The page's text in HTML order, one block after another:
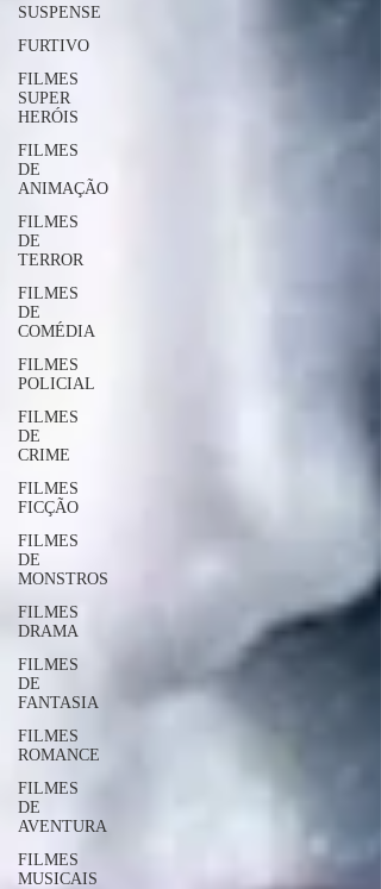
SUSPENSE
FURTIVO
FILMES
SUPER
HERÓIS
FILMES
DE
ANIMAÇÃO
FILMES
DE
TERROR
FILMES
DE
COMÉDIA
FILMES
POLICIAL
FILMES
DE
CRIME
FILMES
FICÇÃO
FILMES
DE
MONSTROS
FILMES
DRAMA
FILMES
DE
FANTASIA
FILMES
ROMANCE
FILMES
DE
AVENTURA
FILMES
MUSICAIS